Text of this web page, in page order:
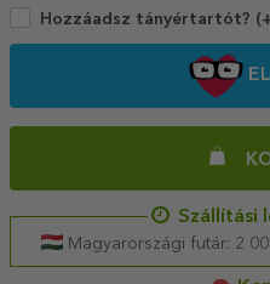
Hozzáadsz tányértartót?
Szállítási
Magyarországi futár: 2